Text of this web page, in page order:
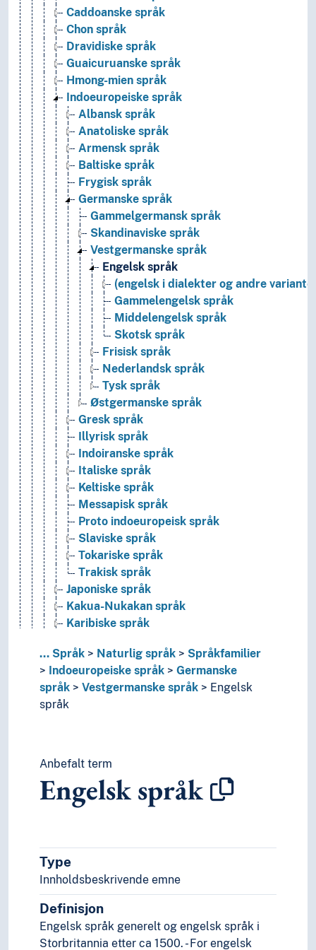
Caddoanske språk
Chon språk
Dravidiske språk
Guaicuruanske språk
Hmong-mien språk
Indoeuropeiske språk
Albansk språk
Anatoliske språk
Armensk språk
Baltiske språk
Frygisk språk
Germanske språk
Gammelgermansk språk
Skandinaviske språk
Vestgermanske språk
Engelsk språk
(engelsk i dialekter og andre
Gammelengelsk språk
Middelengelsk språk
Skotsk språk
Frisisk språk
Nederlandsk språk
Tysk språk
Østgermanske språk
Gresk språk
Illyrisk språk
Indoiranske språk
Italiske språk
Keltiske språk
Messapisk språk
Proto indoeuropeisk språk
Slaviske språk
Tokariske språk
Trakisk språk
Japoniske språk
Kakua-Nukakan språk
Karibiske språk
Koreansk språk
Mataguyanske språk
Munda språk (Språkfamilie)
Nostratiske hypotese
Papuanske språk
Språkisolat
Tai språk
Viet-muong språk
Substrat
Særspråk
Truede språk
Verdensspråk
Språkevnen
... Språk Naturlig språk
Språkfamilier
Indoeuropeiske språk
Germanske
språk
Vestgermanske språk
Engelsk
språk
Anbefalt term
Engelsk språk
Type
Innholdsbeskrivende emne
Definisjon
Engelsk språk generelt og engelsk språk i
Storbritannia etter ca 1500. - For engelsk